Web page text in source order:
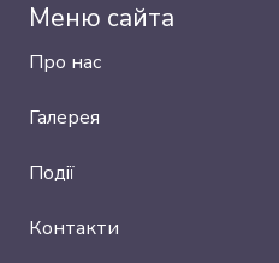
Меню сайта
Про нас
Галерея
Події
Контакти